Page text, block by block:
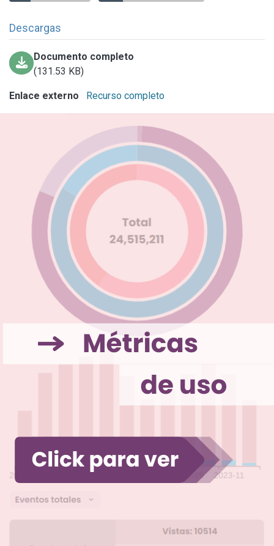
Descargas
Documento completo
(131.53 KB)
Enlace externo Recurso completo